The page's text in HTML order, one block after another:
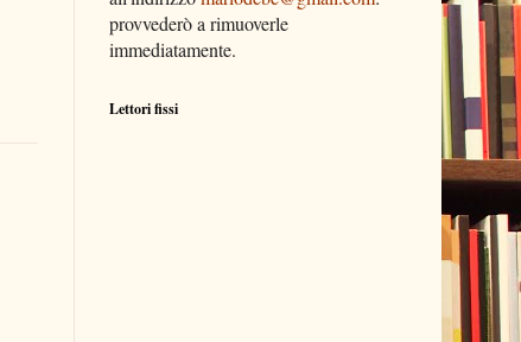
provvederò a rimuoverle
immediatamente.
Lettori fissi